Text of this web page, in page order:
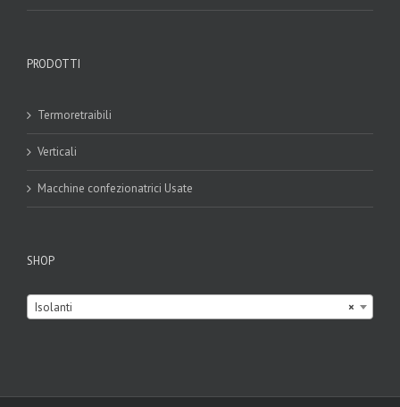
PRODOTTI
Termoretraibili
Verticali
Macchine confezionatrici Usate
SHOP
×
Isolanti